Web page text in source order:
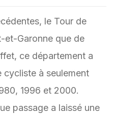
le Tour de
et-Garonne que de
ce département a
cycliste à seulement
1996 et 2000.
passage a laissé une